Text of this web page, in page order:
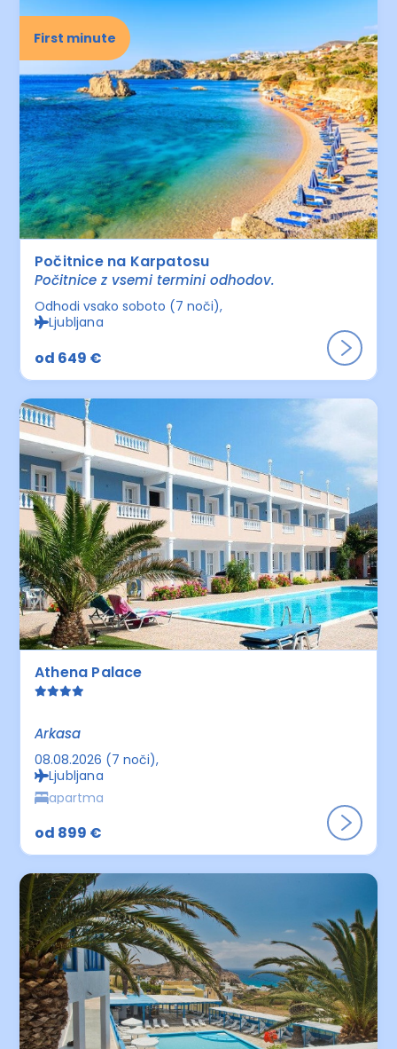
First minute
Počitnice na Karpatosu
Počitnice z vsemi termini odhodov.
Odhodi vsako soboto (7 noči)
Ljubljana
od 649 €
Athena Palace
Arkasa
08.08.2026 (7 noči)
Ljubljana
apartma
od 899 €